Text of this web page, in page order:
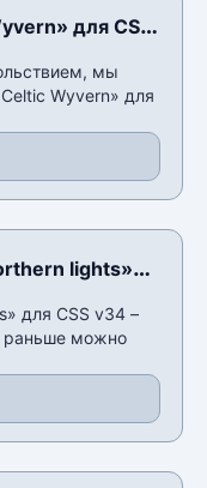
для CSS
мы
Wyvern» для
lights»
для CSS v34 –
раньше можно